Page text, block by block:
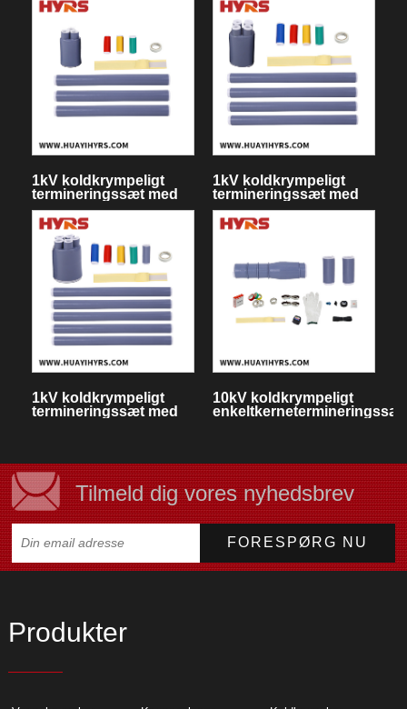
1kV koldkrympeligt
termineringssæt med
tre kerner
1kV koldkrympeligt
termineringssæt med
fire kerner
1kV koldkrympeligt
termineringssæt med
10kV koldkrympeligt
enkeltkernetermineringssæt
Tilmeld dig vores nyhedsbrev
Produkter